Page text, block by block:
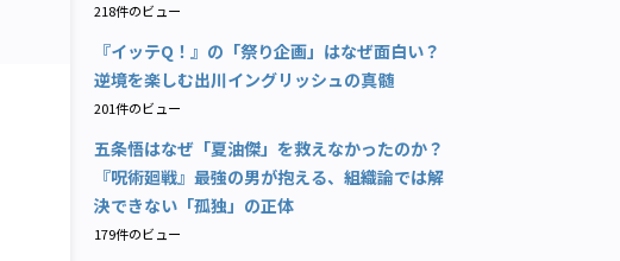
218件のビュー
『イッテQ！』の「祭り企画」はなぜ面白い？
逆境を楽しむ出川イングリッシュの真髄
201件のビュー
五条悟はなぜ「夏油傑」を救えなかったのか？
『呪術廻戦』最強の男が抱える、組織論では解
決できない「孤独」の正体
179件のビュー